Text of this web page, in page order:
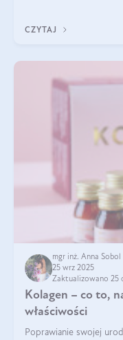
CZYTAJ
mgr inż. Anna Sobol
25 wrz 2025
Zaktualizowano 25
Kolagen – co to,
właściwości
Poprawianie swojej